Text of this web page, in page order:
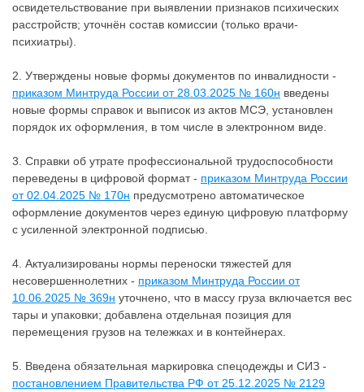
освидетельствование при выявлении признаков психических
расстройств; уточнён состав комиссии (только врачи-
психиатры).
2. Утверждены новые формы документов по инвалидности -
приказом Минтруда России от 28.03.2025 № 160н введены
новые формы справок и выписок из актов МСЭ, установлен
порядок их оформления, в том числе в электронном виде.
3. Справки об утрате профессиональной трудоспособности
переведены в цифровой формат - приказом Минтруда России
от 02.04.2025 № 170н предусмотрено автоматическое
оформление документов через единую цифровую платформу
с усиленной электронной подписью.
4. Актуализированы нормы переноски тяжестей для
несовершеннолетних - приказом Минтруда России от
10.06.2025 № 369н уточнено, что в массу груза включается вес
тары и упаковки; добавлена отдельная позиция для
перемещения грузов на тележках и в контейнерах.
5. Введена обязательная маркировка спецодежды и СИЗ -
постановлением Правительства РФ от 25.12.2025 № 2129